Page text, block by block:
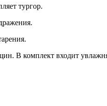
тургор.
В комплект входит